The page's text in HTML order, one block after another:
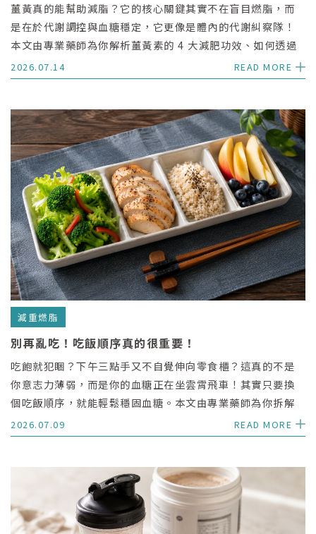
薑黃真的能幫助減脂？它的核心關鍵其實不在盲目燃脂，而
是在於代謝調控與血糖穩定，它更像是體內的代謝糾察隊！
本文由專業藥師為你解析薑黃素的 4 大減肥功效、如何透過
黑胡椒與油脂提升吸收率的 3 個關鍵，以及高劑量長期補充
的相關注意事項。
2026.07.14 READ MORE
減重燃脂
別再亂吃！吃飯順序真的很重要！
吃飽就犯睏？下午三點手又不自覺伸向零食櫃？這真的不是
你意志力薄弱，而是你的血糖正在坐雲霄飛車！其實只要換
個吃飯順序，就能輕鬆穩固血糖。本文由專業藥師為你拆解
不挨餓的降血糖 5 步驟，只要記住五字口訣，不用刻意少吃
也能讓身體代謝維持在最好狀態。
2026.07.09 READ MORE